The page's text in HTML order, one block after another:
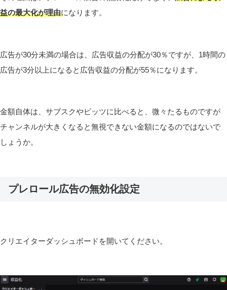
益の最大化が理由になります。
広告が30分未満の場合は、広告収益の分配が30％ですが、1時間の
広告が3分以上になると広告収益の分配が55％になります。
金額自体は、サブスクやビッツに比べると、微々たるものですが
チャンネルが大きくなると無視できない金額になるのではないで
しょうか。
プレロール広告の無効化設定
クリエイターダッシュボードを開いてください。